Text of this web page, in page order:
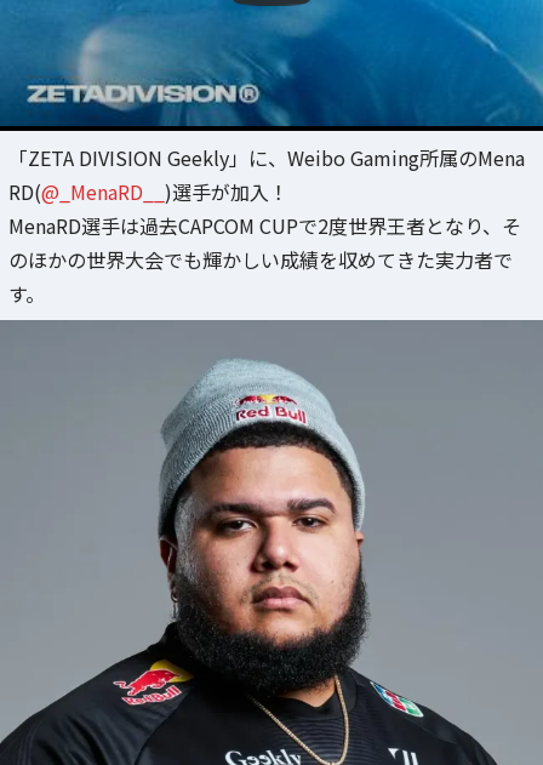
「ZETA DIVISION Geekly」に、Weibo Gaming所属のMena
RD(@_MenaRD__ )選手が加入！
MenaRD選手は過去CAPCOM CUPで2度世界王者となり、そ
のほかの世界大会でも輝かしい成績を収めてきた実力者で
す。